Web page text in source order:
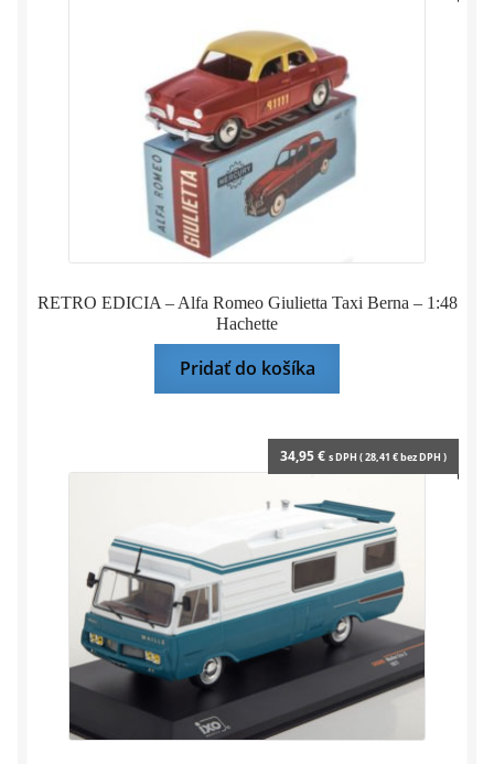
RETRO EDICIA – Alfa Romeo Giulietta Taxi Berna – 1:48
Hachette
Pridať do košíka
34,95€ s DPH (28,41 €bez DPH )